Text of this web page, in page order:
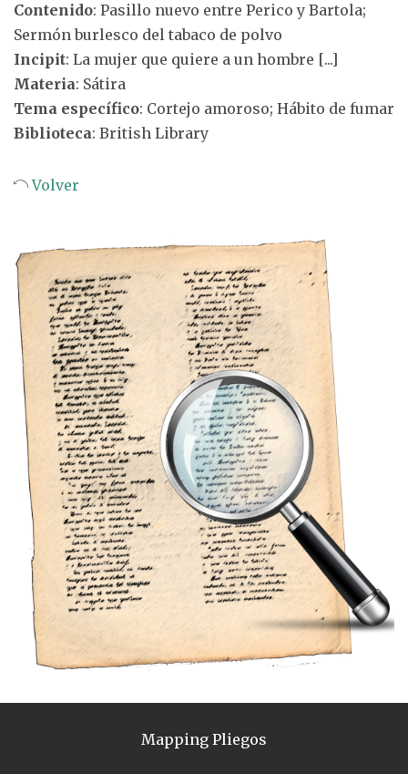
Contenido: Pasillo nuevo entre Perico y Bartola;
Sermón burlesco del tabaco de polvo
Incipit: La mujer que quiere a un hombre [...]
Materia: Sátira
Tema específico: Cortejo amoroso; Hábito de fumar
Biblioteca: British Library
Volver
Mapping Pliegos